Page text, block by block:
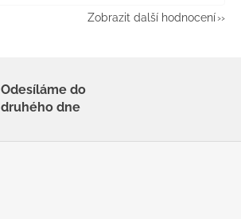
Zobrazit další hodnocení
Odesíláme do
druhého dne